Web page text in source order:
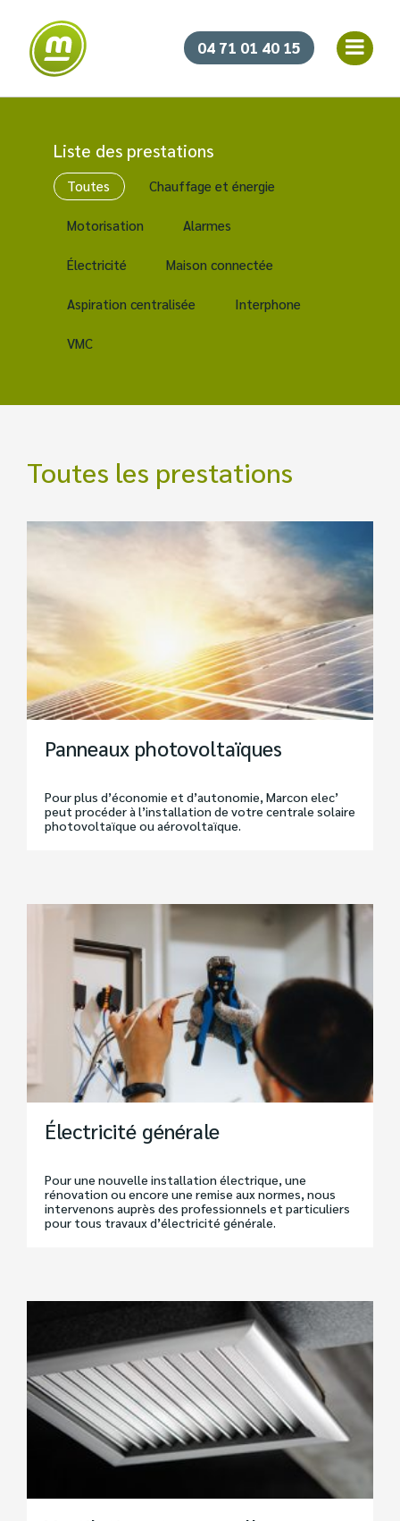
04 71 01 40 15
Liste des prestations
Toutes Chauffage et énergie
Motorisation Alarmes
Électricité Maison connectée
Aspiration centralisée Interphone
VMC
Toutes les prestations
Panneaux photovoltaïques
Pour plus d’économie et d’autonomie, Marcon elec’
peut procéder à l’installation de votre centrale solaire
photovoltaïque ou aérovoltaïque.
Électricité générale
Pour une nouvelle installation électrique, une
rénovation ou encore une remise aux normes, nous
intervenons auprès des professionnels et particuliers
pour tous travaux d’électricité générale.